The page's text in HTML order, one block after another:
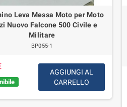
Leva Messa Moto per Moto
Nuovo Falcone 500 Civile e
Militare
BP055-1
AGGIUNGI AL
CARRELLO